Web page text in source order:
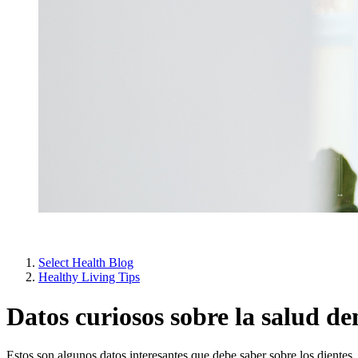
Select Health Blog
Healthy Living Tips
Datos curiosos sobre la salud